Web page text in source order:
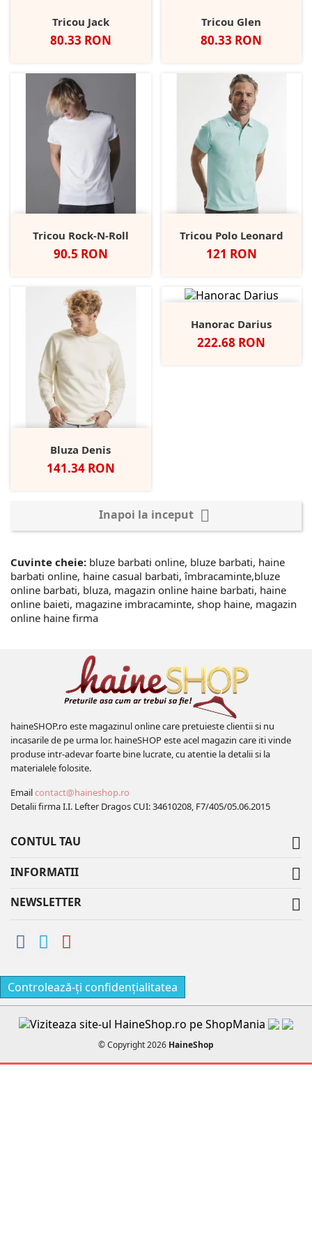
Tricou Jack
Pret
80.33 RON
Tricou Glen
Pret
80.33 RON
Tricou Rock-N-Roll
Pret
90.5 RON
Tricou Polo Leonard
Pret
121 RON
Bluza Denis
Pret
141.34 RON
Hanorac Darius
Pret
222.68 RON
Inapoi la inceput 
Cuvinte cheie: bluze barbati online, bluze barbati, haine
barbati online, haine casual barbati, îmbracaminte,bluze
online barbati, bluza, magazin online haine barbati, haine
online baieti, magazine imbracaminte, shop haine, magazin
online haine firma
haineSHOP.ro este magazinul online care pretuieste clientii si nu
incasarile de pe urma lor. haineSHOP este acel magazin care iti vinde
produse intr-adevar foarte bine lucrate, cu atentie la detalii si la
materialele folosite.
Emailcontact@haineshop.ro
Detalii firma I.I. Lefter Dragos CUI: 34610208, F7/405/05.06.2015
CONTUL TAU 
INFORMATII 
NEWSLETTER 
Controlează-ți confidențialitatea
© Copyright 2026 HaineShop